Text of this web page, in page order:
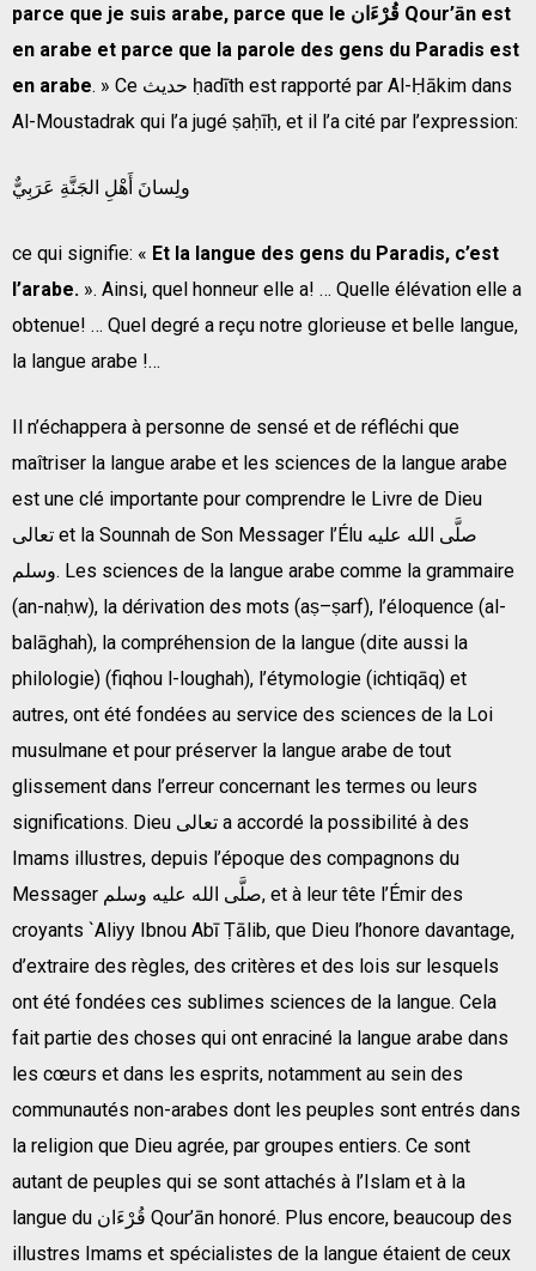
parce que je suis arabe, parce que le قُرْءَان Qour’ān est
en arabe et parce que la parole des gens du Paradis est
en arabe
. » Ce حديث ḥadīth est rapporté par Al-Ḥākim dans
Al-Moustadrak qui l’a jugé ṣaḥīḥ, et il l’a cité par l’expression:
ولِسانَ أَهْلِ الجَنَّةِ عَرَبِيٌّ
ce qui signifie: « Et la langue des gens du Paradis, c’est
l’arabe. ». Ainsi, quel honneur elle a! … Quelle élévation elle a
obtenue! … Quel degré a reçu notre glorieuse et belle langue,
la langue arabe !…
Il n’échappera à personne de sensé et de réfléchi que
maîtriser la langue arabe et les sciences de la langue arabe
est une clé importante pour comprendre le Livre de Dieu
تعالى et la Sounnah de Son Messager l’Élu صلَّى الله عليه
وسلم. Les sciences de la langue arabe comme la grammaire
(an-naḥw), la dérivation des mots (aṣ–ṣarf), l’éloquence (al-
balāghah), la compréhension de la langue (dite aussi la
philologie) (fiqhou l-loughah), l’étymologie (ichtiqāq) et
autres, ont été fondées au service des sciences de la Loi
musulmane et pour préserver la langue arabe de tout
glissement dans l’erreur concernant les termes ou leurs
significations. Dieu تعالى a accordé la possibilité à des
Imams illustres, depuis l’époque des compagnons du
Messager صلَّى الله عليه وسلم, et à leur tête l’Émir des
croyants `Aliyy Ibnou Abī Ṭālib, que Dieu l’honore davantage,
d’extraire des règles, des critères et des lois sur lesquels
ont été fondées ces sublimes sciences de la langue. Cela
fait partie des choses qui ont enraciné la langue arabe dans
les cœurs et dans les esprits, notamment au sein des
communautés non-arabes dont les peuples sont entrés dans
la religion que Dieu agrée, par groupes entiers. Ce sont
autant de peuples qui se sont attachés à l’Islam et à la
langue du قُرْءَان Qour’ān honoré. Plus encore, beaucoup des
illustres Imams et spécialistes de la langue étaient de ceux